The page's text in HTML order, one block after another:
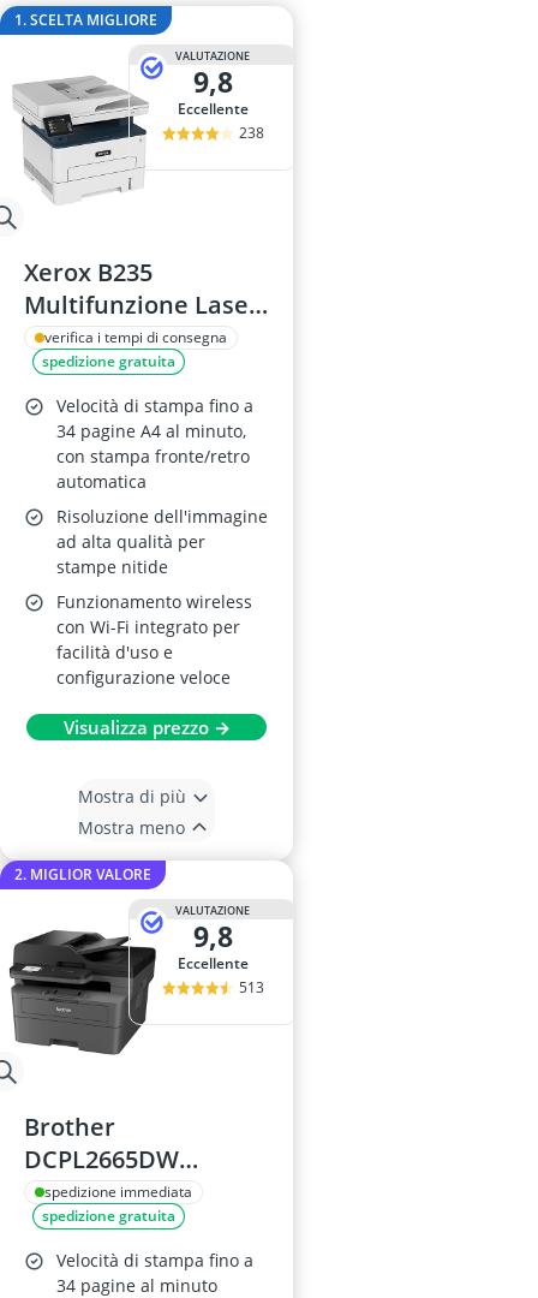
1. SCELTA MIGLIORE
VALUTAZIONE
9,8
Eccellente
238
Xerox B235
Multifunzione Laser
A4verifica i tempi di consegna
spedizione gratuita
Velocità di stampa fino a
34 pagine A4 al minuto,
con stampa fronte/retro
automatica
Risoluzione dell'immagine
ad alta qualità per
stampe nitide
Funzionamento wireless
con Wi-Fi integrato per
facilità d'uso e
configurazione veloce
Visualizza prezzo →
Mostra di più
Mostra meno
2. MIGLIOR VALORE
VALUTAZIONE
9,8
Eccellente
513
Brother
DCPL2665DW
Stampante
Multifunzione Laser
3 in 1
spedizione immediata
spedizione gratuita
Velocità di stampa fino a
34 pagine al minuto